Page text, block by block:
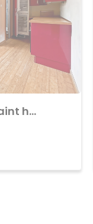
Achat Appartement saint helier